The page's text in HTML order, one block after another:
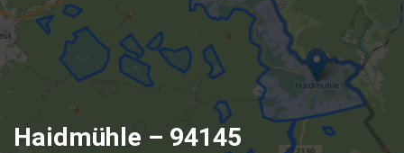
Haidmühle – 94145